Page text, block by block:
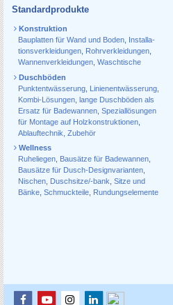
Standardprodukte
Konstruktion
Bauplatten für Wand und Boden Installa­
tions­verkleidungen Rohr­verkleidungen
Wannen­verkleidungen Waschtische
Duschböden
Punktentwässerung Linienentwässerung
Kombi-Lösungen lange Duschböden als
Ersatz für Badewannen Speziallösungen
für Montage auf Holzkonstruktionen
Ablauf­technik, Zubehör
Wellness
Ruheliegen, Bausätze für Badewannen,
Bausätze für Dusch-Designvarianten,
Nischen, Duschsitze/-bank, Sitze und
Bänke, Schmuckteile, Rundungselemente